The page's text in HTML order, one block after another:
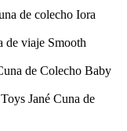
de colecho Iora
de viaje Smooth
de Colecho Baby
Cuna de